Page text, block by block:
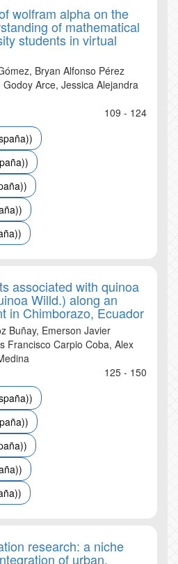
wolfram alpha on the
of mathematical
students in virtual
Bryan Alfonso Pérez
Arce, Jessica Alejandra
109 - 124
associated with quinoa
Willd.) along an
in Chimborazo, Ecuador
Buñay, Emerson Javier
Francisco Carpio Coba, Alex
125 - 150
research: a niche
of urban,